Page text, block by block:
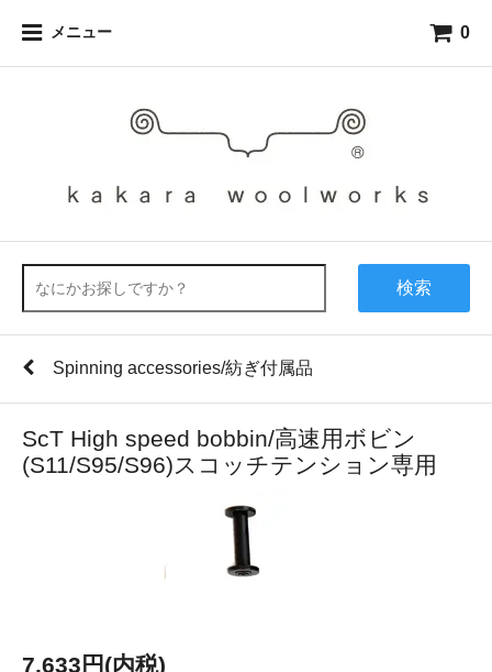
メニュー 0
検索
Spinning accessories/紡ぎ付属品
ScT High speed bobbin/高速用ボビン
(S11/S95/S96)スコッチテンション専用
7,633円(内税)